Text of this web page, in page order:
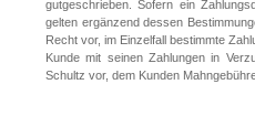
gutgeschrieben. Sofern ein
gelten ergänzend dessen
Recht vor, im Einzelfall bestimmte
Kunde mit seinen Zahlungen in
Schultz vor, dem Kunden